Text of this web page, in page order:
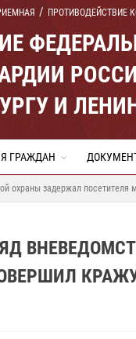
ПРОТИВОДЕЙСТВИЕ
И
ГРАЖДАН
охраны задержал посетителя